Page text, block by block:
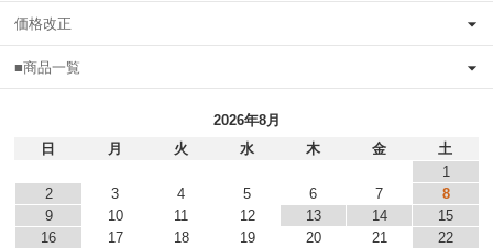
価格改正
■商品一覧
2026年8月
日
月 火 水 木 金
土
1
2
3 4 5 6 7
8
9
10 11 12 13 14
15
16
17 18 19 20 21
22